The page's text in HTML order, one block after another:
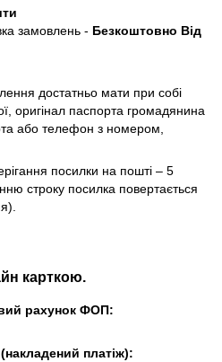
замовлень - Безкоштовно Від
достатньо мати при собі
оригінал паспорта громадянина
або телефон з номером,
посилки на пошті – 5
строку посилка повертається
карткою.
рахунок ФОП:
платіж):